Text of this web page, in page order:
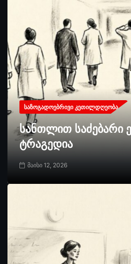
ᲡᲐᲖᲝᲒᲐᲓᲝᲔᲑᲠᲘᲕᲘ ᲙᲔᲗᲘᲚᲓᲦᲔᲝᲑᲐ
სანთლით საძებარი
ტრაგედია
მაისი 12, 2026